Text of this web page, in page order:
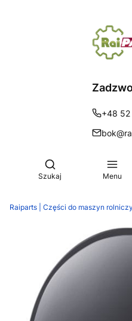
+48 52
Otwórz wyszukiwarkę
Szukaj Menu
Raiparts | Części do maszyn